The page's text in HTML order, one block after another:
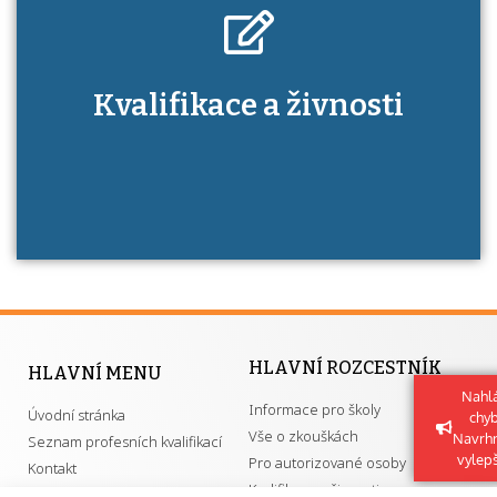
Kdo je to autorizovaná osoba a jaké výhody
má získání autorizace?
Kvalifikace a živnosti
HLAVNÍ MENU
Úvodní stránka
Seznam profesních kvalifikací
Kontakt
HLAVNÍ ROZCESTNÍK
Informace pro školy
Vše o zkouškách
Pro autorizované osoby
Kvalifikace a živnosti